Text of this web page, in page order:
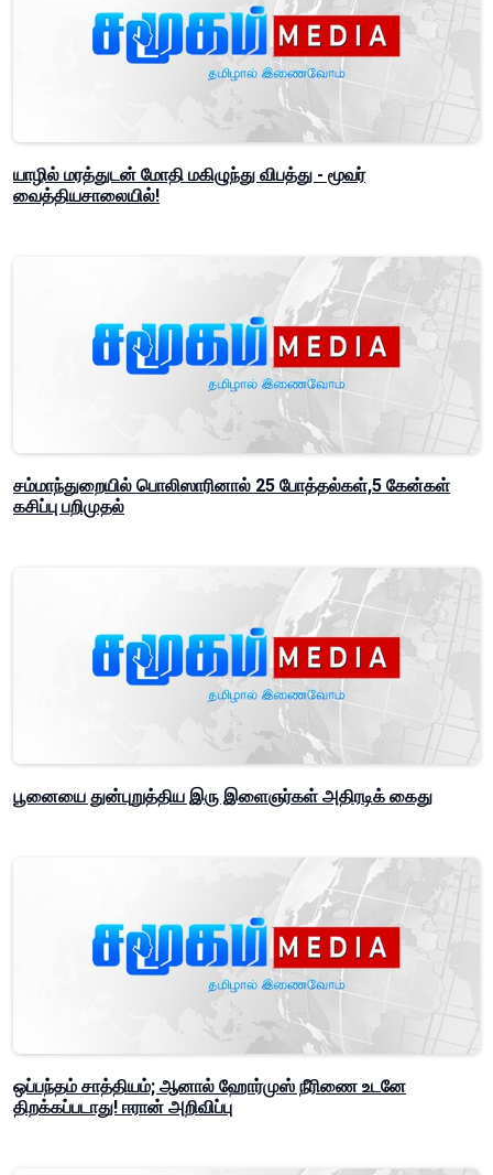
யாழில் மரத்துடன் மோதி மகிழுந்து விபத்து - மூவர்
வைத்தியசாலையில்!
சம்மாந்துறையில் பொலிஸாரினால் 25 போத்தல்கள்,5 கேன்கள்
கசிப்பு பறிமுதல்
பூனையை துன்புறுத்திய இரு இளைஞர்கள் அதிரடிக் கைது
ஒப்பந்தம் சாத்தியம்; ஆனால் ஹோர்முஸ் நீரிணை உடனே
திறக்கப்படாது! ஈரான் அறிவிப்பு